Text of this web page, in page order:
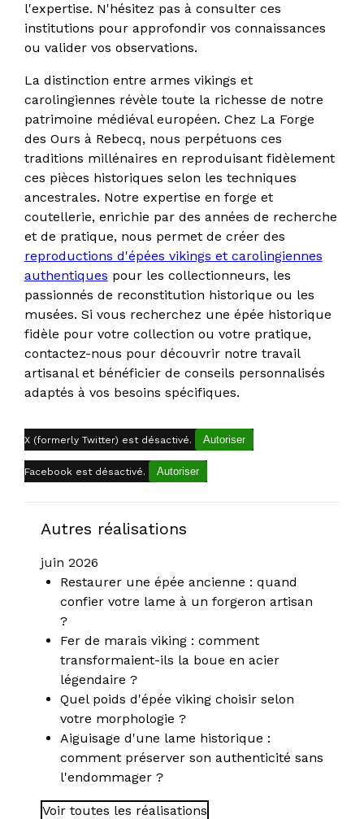
l'expertise. N'hésitez pas à consulter ces
institutions pour approfondir vos connaissances
ou valider vos observations.
La distinction entre armes vikings et
carolingiennes révèle toute la richesse de notre
patrimoine médiéval européen. Chez La Forge
des Ours à Rebecq, nous perpétuons ces
traditions millénaires en reproduisant fidèlement
ces pièces historiques selon les techniques
ancestrales. Notre expertise en forge et
coutellerie, enrichie par des années de recherche
et de pratique, nous permet de créer des
reproductions d'épées vikings et carolingiennes
authentiques pour les collectionneurs, les
passionnés de reconstitution historique ou les
musées. Si vous recherchez une épée historique
fidèle pour votre collection ou votre pratique,
contactez-nous pour découvrir notre travail
artisanal et bénéficier de conseils personnalisés
adaptés à vos besoins spécifiques.
X (formerly Twitter) est désactivé. Autoriser
Facebook est désactivé. Autoriser
Autres réalisations
juin 2026
Restaurer une épée ancienne : quand
confier votre lame à un forgeron artisan
?
Fer de marais viking : comment
transformaient-ils la boue en acier
légendaire ?
Quel poids d'épée viking choisir selon
votre morphologie ?
Aiguisage d'une lame historique :
comment préserver son authenticité sans
l'endommager ?
Voir toutes les réalisations